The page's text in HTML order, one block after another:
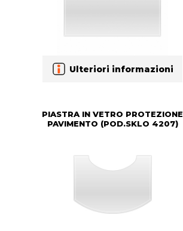
Ulteriori informazioni
PIASTRA IN VETRO PROTEZIONE
PAVIMENTO (POD.SKLO 4207)